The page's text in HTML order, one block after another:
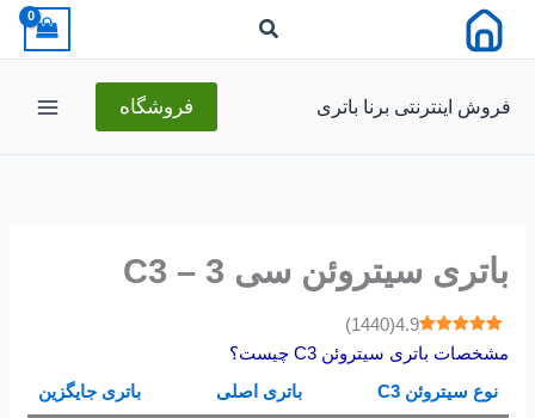
فروش اینترنتی برنا باتری فروشگاه
باتری سیتروئن سی 3 – C3
4.9
(
1440
)
مشخصات باتری سیتروئن C3 چیست؟
نوع سیتروئن C3
باتری اصلی باتری جایگزین